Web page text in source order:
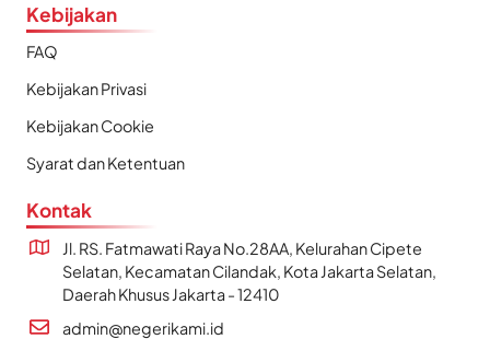
Kebijakan
FAQ
Kebijakan Privasi
Kebijakan Cookie
Syarat dan Ketentuan
Kontak
Jl. RS. Fatmawati Raya No.28AA, Kelurahan Cipete
Selatan, Kecamatan Cilandak, Kota Jakarta Selatan,
Daerah Khusus Jakarta - 12410
admin@negerikami.id